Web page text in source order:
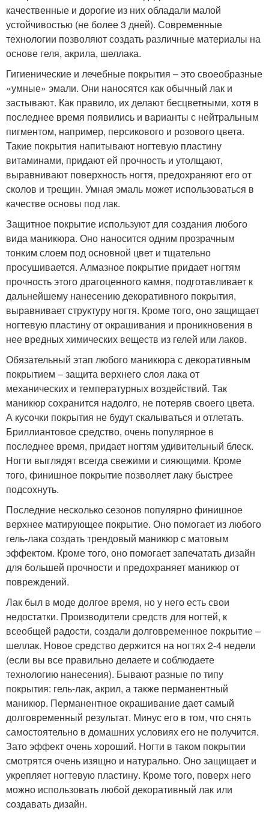
качественные и дорогие из них обладали малой
устойчивостью (не более 3 дней). Современные
технологии позволяют создать различные материалы на
основе геля, акрила, шеллака.
Гигиенические и лечебные покрытия – это своеобразные
«умные» эмали. Они наносятся как обычный лак и
застывают. Как правило, их делают бесцветными, хотя в
последнее время появились и варианты с нейтральным
пигментом, например, персикового и розового цвета.
Такие покрытия напитывают ногтевую пластину
витаминами, придают ей прочность и утолщают,
выравнивают поверхность ногтя, предохраняют его от
сколов и трещин. Умная эмаль может использоваться в
качестве основы под лак.
Защитное покрытие используют для создания любого
вида маникюра. Оно наносится одним прозрачным
тонким слоем под основной цвет и тщательно
просушивается. Алмазное покрытие придает ногтям
прочность этого драгоценного камня, подготавливает к
дальнейшему нанесению декоративного покрытия,
выравнивает структуру ногтя. Кроме того, оно защищает
ногтевую пластину от окрашивания и проникновения в
нее вредных химических веществ из гелей или лаков.
Обязательный этап любого маникюра с декоративным
покрытием – защита верхнего слоя лака от
механических и температурных воздействий. Так
маникюр сохранится надолго, не потеряв своего цвета.
А кусочки покрытия не будут скалываться и отлетать.
Бриллиантовое средство, очень популярное в
последнее время, придает ногтям удивительный блеск.
Ногти выглядят всегда свежими и сияющими. Кроме
того, финишное покрытие позволяет лаку быстрее
подсохнуть.
Последние несколько сезонов популярно финишное
верхнее матирующее покрытие. Оно помогает из любого
гель-лака создать трендовый маникюр с матовым
эффектом. Кроме того, оно помогает запечатать дизайн
для большей прочности и предохраняет маникюр от
повреждений.
Лак был в моде долгое время, но у него есть свои
недостатки. Производители средств для ногтей, к
всеобщей радости, создали долговременное покрытие –
шеллак. Новое средство держится на ногтях 2-4 недели
(если вы все правильно делаете и соблюдаете
технологию нанесения). Бывают разные по типу
покрытия: гель-лак, акрил, а также перманентный
маникюр. Перманентное окрашивание дает самый
долговременный результат. Минус его в том, что снять
самостоятельно в домашних условиях его не получится.
Зато эффект очень хороший. Ногти в таком покрытии
смотрятся очень изящно и натурально. Оно защищает и
укрепляет ногтевую пластину. Кроме того, поверх него
можно использовать любой декоративный лак или
создавать дизайн.